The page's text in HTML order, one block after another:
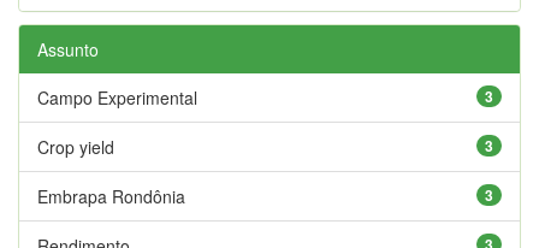
Assunto
3
Campo Experimental
3
Crop yield
3
Embrapa Rondônia